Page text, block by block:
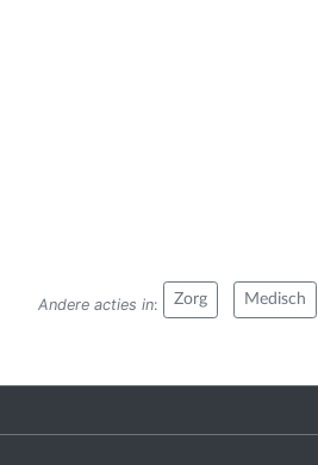
Andere acties in: Zorg Medisch